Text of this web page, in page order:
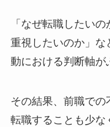
「なぜ転職したい
重視したいのか」
動における判断軸が
その結果、前職で
転職することも少な